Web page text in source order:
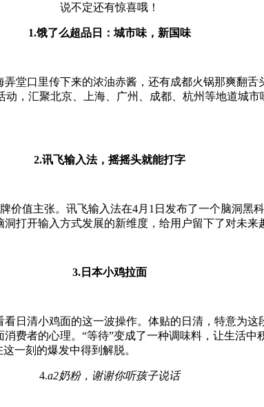
说不定还有惊喜哦！
1.饿了么超品日：城市味，新国味
弄堂口里传下来的浓油赤酱，还有成都火锅那爽翻
，汇聚北京、上海、广州、成都、杭州等地道城
2.讯飞输入法，摇摇头就能打字
价值主张。讯飞输入法在4月1日发布了一个脑洞
打开输入方式发展的新维度，给用户留下了对未
3.日本小鸡拉面
日清小鸡面的这一波操作。体贴的日清，特意为
费者的心理。“等待”变成了一种调味料，让生活
一刻的爆发中得到解脱。
4.a2奶粉，谢谢你听孩子说话​